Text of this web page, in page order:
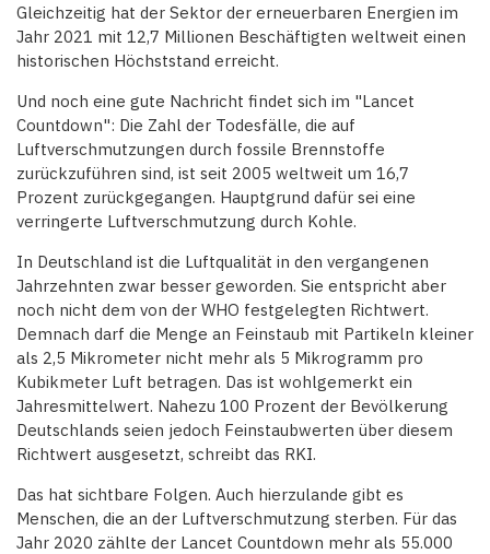
Gleichzeitig hat der Sektor der erneuerbaren Energien im
Jahr 2021 mit 12,7 Millionen Beschäftigten weltweit einen
historischen Höchststand erreicht.
Und noch eine gute Nachricht findet sich im "Lancet
Countdown": Die Zahl der Todesfälle, die auf
Luftverschmutzungen durch fossile Brennstoffe
zurückzuführen sind, ist seit 2005 weltweit um 16,7
Prozent zurückgegangen. Hauptgrund dafür sei eine
verringerte Luftverschmutzung durch Kohle.
In Deutschland ist die Luftqualität in den vergangenen
Jahrzehnten zwar besser geworden. Sie entspricht aber
noch nicht dem von der WHO festgelegten Richtwert.
Demnach darf die Menge an Feinstaub mit Partikeln kleiner
als 2,5 Mikrometer nicht mehr als 5 Mikrogramm pro
Kubikmeter Luft betragen. Das ist wohlgemerkt ein
Jahresmittelwert. Nahezu 100 Prozent der Bevölkerung
Deutschlands seien jedoch Feinstaubwerten über diesem
Richtwert ausgesetzt, schreibt das RKI.
Das hat sichtbare Folgen. Auch hierzulande gibt es
Menschen, die an der Luftverschmutzung sterben. Für das
Jahr 2020 zählte der Lancet Countdown mehr als 55.000